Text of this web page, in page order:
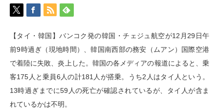
【タイ・韓国】バンコク発の韓国・チェジュ航空が12月29日午
前9時過ぎ（現地時間）、韓国南西部の務安（ムアン）国際空港
で着陸に失敗、炎上した。韓国の各メディアの報道によると、乗
客175人と乗員6人の計181人が搭乗。うち2人はタイ人という。
13時過ぎまでに59人の死亡が確認されているが、タイ人が含ま
れているかは不明。